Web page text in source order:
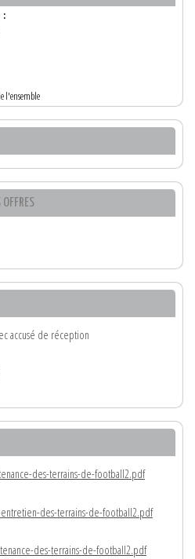
:
l'ensemble
OFFRES
accusé de réception
des-terrains-de-football2.pdf
des-terrains-de-football2.pdf
des-terrains-de-football2.pdf